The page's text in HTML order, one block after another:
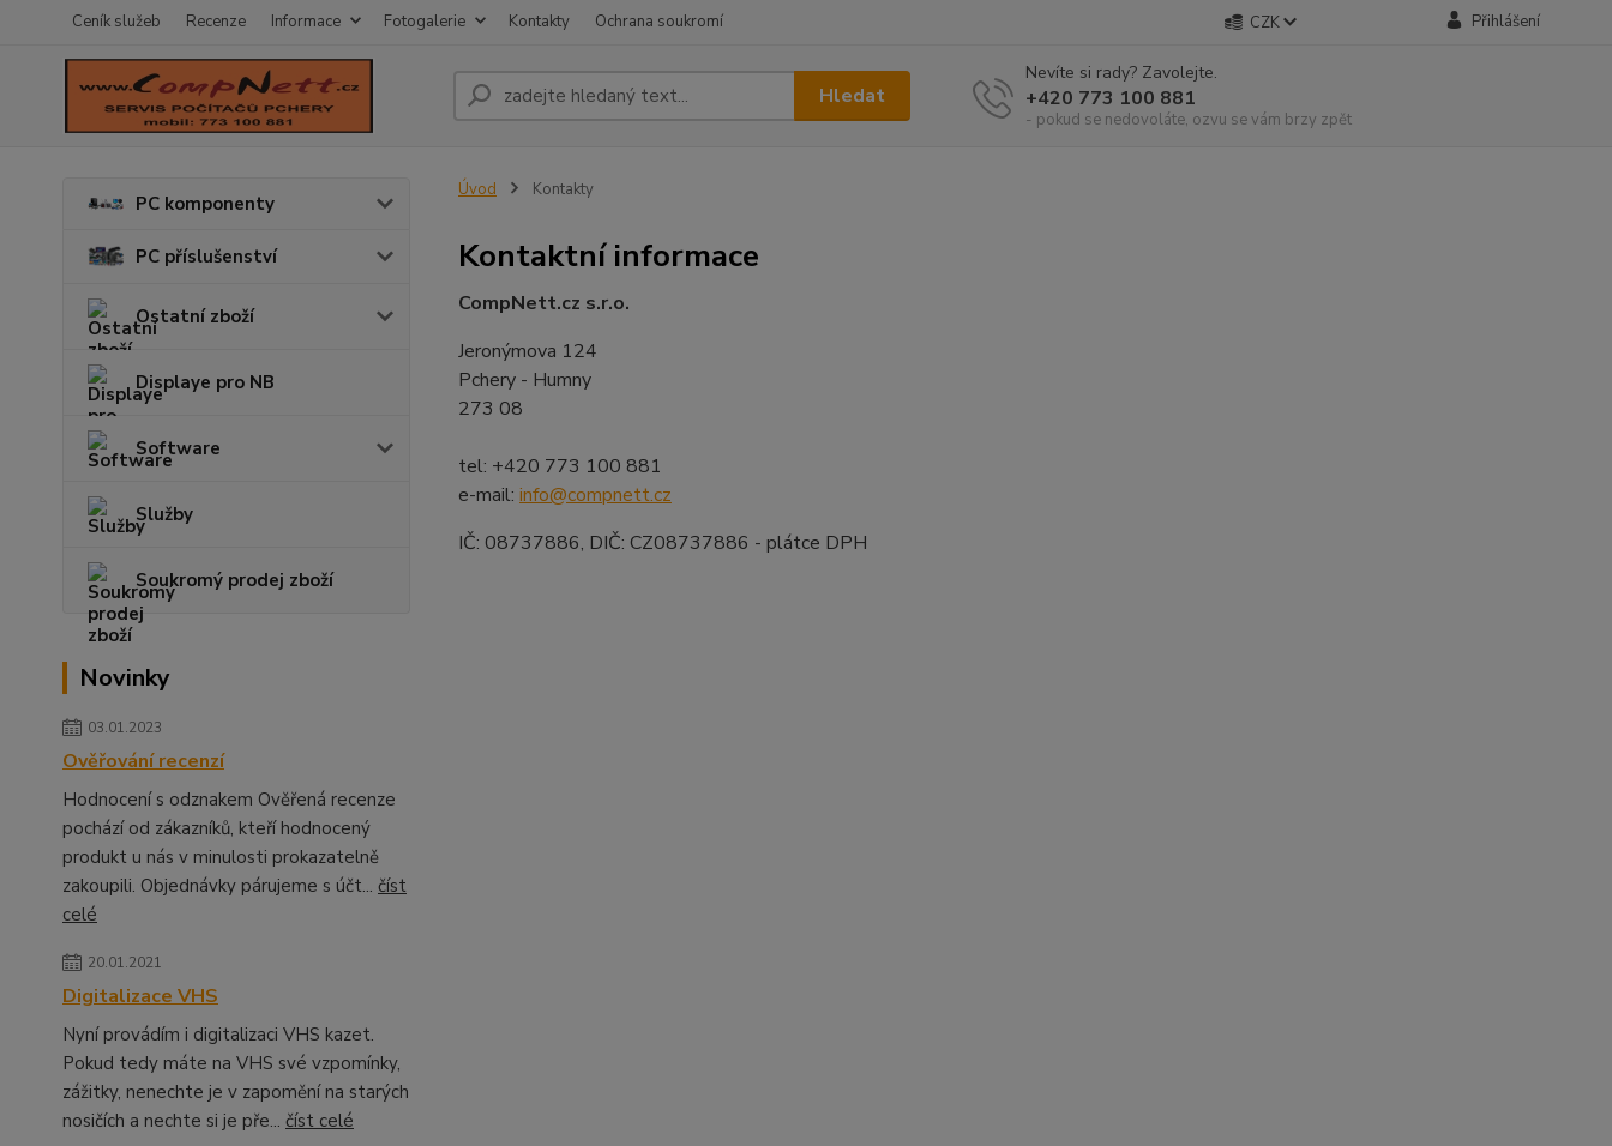
Ceník služeb Recenze Informace Fotogalerie Kontakty Ochrana soukromí CZK Přihlášení
Hledat
Nevíte si rady? Zavolejte.
+420 773 100 881
- pokud se nedovoláte, ozvu se vám brzy zpět
PC komponenty
PC příslušenství
Ostatní zboží
Displaye pro NB
Software
Služby
Soukromý prodej zboží
Novinky
03.01.2023
Ověřování recenzí
Hodnocení s odznakem Ověřená recenze
pochází od zákazníků, kteří hodnocený
produkt u nás v minulosti prokazatelně
zakoupili. Objednávky párujeme s účt... číst
celé
20.01.2021
Digitalizace VHS
Nyní provádím i digitalizaci VHS kazet.
Pokud tedy máte na VHS své vzpomínky,
zážitky, nenechte je v zapomění na starých
nosičích a nechte si je pře... číst celé
Úvod Kontakty
Kontaktní informace
CompNett.cz s.r.o.
Jeronýmova 124
Pchery - Humny
273 08
tel: +420 773 100 881
e-mail: info@compnett.cz
IČ: 08737886, DIČ: CZ08737886 - plátce DPH